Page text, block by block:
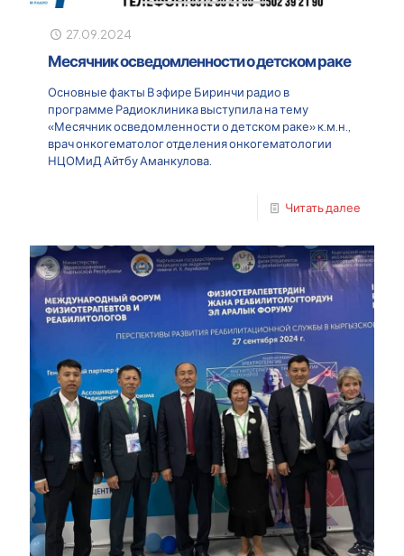
27.09.2024
Месячник осведомленности о детском раке
Основные факты В эфире Биринчи радио в
программе Радиоклиника выступила на тему
«Месячник осведомленности о детском раке» к.м.н.,
врач онкогематолог отделения онкогематологии
НЦОМиД Айтбу Аманкулова.
Читать далее